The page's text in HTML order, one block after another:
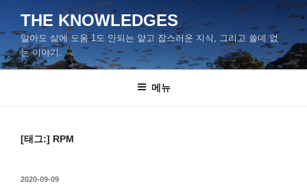
로
바
THE KNOWLEDGES
알아도 삶에 도움 1도 안되는 얕고 잡스러운 지식, 그리고 쓸데 없
는 이야기.
메뉴
[태그:] RPM
작
2020-09-09